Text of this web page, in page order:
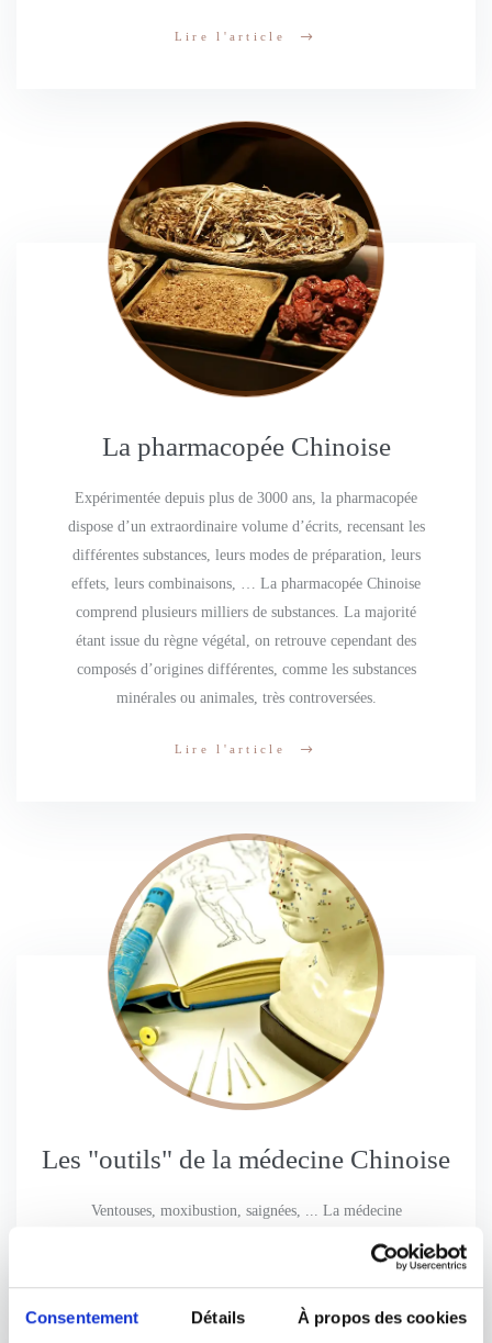
Consentement Détails À propos des cookies
Lire l'article
La pharmacopée Chinoise
Expérimentée depuis plus de 3000 ans, la pharmacopée
dispose d’un extraordinaire volume d’écrits, recensant les
différentes substances, leurs modes de préparation, leurs
effets, leurs combinaisons, … La pharmacopée Chinoise
comprend plusieurs milliers de substances. La majorité
étant issue du règne végétal, on retrouve cependant des
composés d’origines différentes, comme les substances
minérales ou animales, très controversées.
Lire l'article
Les "outils" de la médecine Chinoise
Ventouses, moxibustion, saignées, ... La médecine
Chinoise, en complément du massage, de la pharmacopée,
de l’acupuncture et du Qi Gong, utilise de nombreux outils
efficace possible dans chaque situation.